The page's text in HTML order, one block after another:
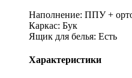
Наполнение: ППУ +
Каркас: Бук
Ящик для белья: Есть
Характеристики